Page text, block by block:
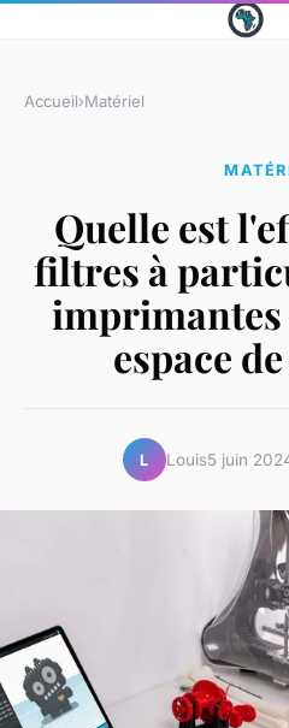
Accueil›Matériel
Quelle est
filtres à
imprimantes
espace
L Louis5 juin